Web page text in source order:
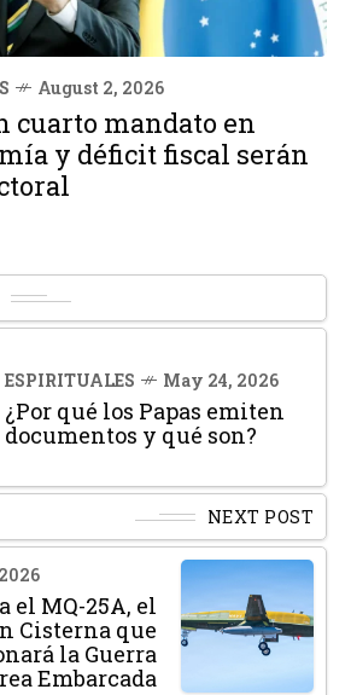
August 2, 2026
cuarto mandato en
y déficit fiscal serán
ESPIRITUALES May 24, 2026
¿Por qué los Papas emiten
documentos y qué son?
NEXT POST
el MQ-25A, el
Cisterna que
la Guerra
Embarcada